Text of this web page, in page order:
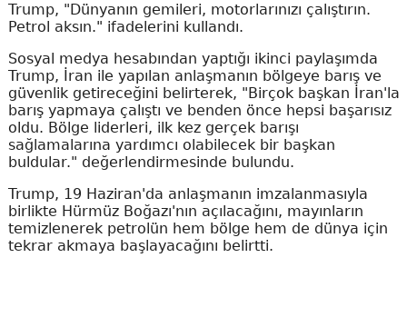
Trump, "Dünyanın gemileri, motorlarınızı çalıştırın.
Petrol aksın." ifadelerini kullandı.
Sosyal medya hesabından yaptığı ikinci paylaşımda
Trump, İran ile yapılan anlaşmanın bölgeye barış ve
güvenlik getireceğini belirterek, "Birçok başkan İran'la
barış yapmaya çalıştı ve benden önce hepsi başarısız
oldu. Bölge liderleri, ilk kez gerçek barışı
sağlamalarına yardımcı olabilecek bir başkan
buldular." değerlendirmesinde bulundu.
Trump, 19 Haziran'da anlaşmanın imzalanmasıyla
birlikte Hürmüz Boğazı'nın açılacağını, mayınların
temizlenerek petrolün hem bölge hem de dünya için
tekrar akmaya başlayacağını belirtti.